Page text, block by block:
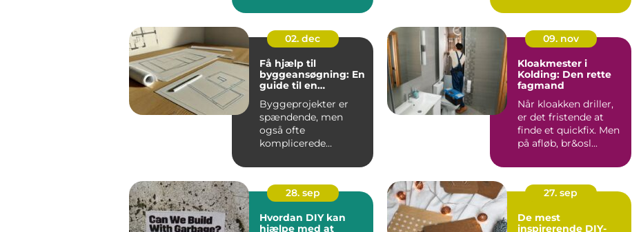
investering, ...
02. dec
Få hjælp til
byggeansøgning: En
guide til en
Byggeprojekter er
spændende, men
også ofte
komplicerede
indebærer e...
09. nov
Kloakmester i
Kolding: Den rette
fagmand
Når kloakken driller,
er det fristende at
finde et quickfix. Men
på afløb, br&osl...
28. sep
Hvordan DIY kan
hjælpe med at
27. sep
De mest
inspirerende DIY-